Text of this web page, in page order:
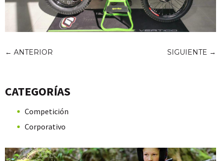
← ANTERIOR SIGUIENTE →
CATEGORÍAS
Competición
Corporativo